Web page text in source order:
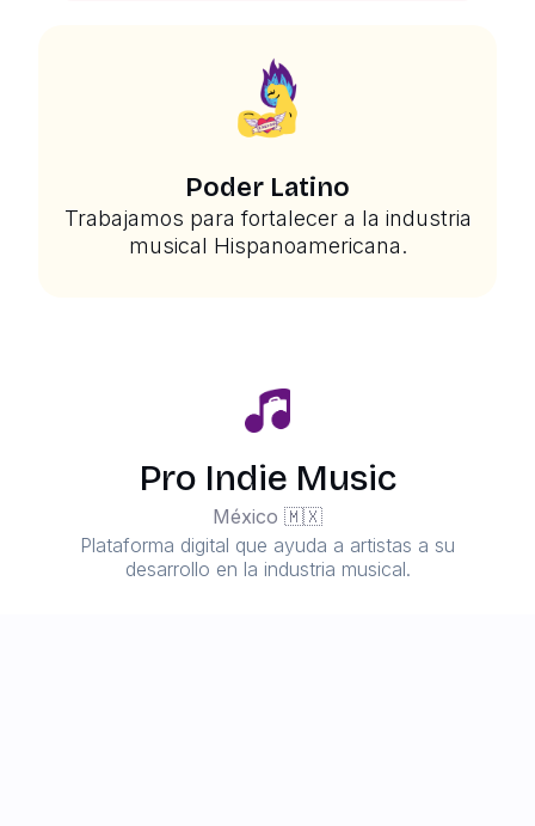
Poder Latino
Trabajamos para fortalecer a la industria
musical Hispanoamericana.
Pro Indie Music
México 🇲🇽
Plataforma digital que ayuda a artistas a su
desarrollo en la industria musical.